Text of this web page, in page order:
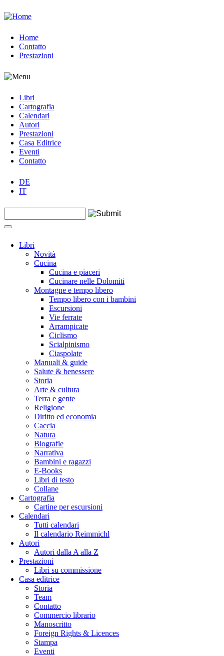
Jump to navigation
Home
Contatto
Prestazioni
Libri
Cartografia
Calendari
Autori
Prestazioni
Casa Editrice
Eventi
Contatto
DE
IT
Form di ricerca
Libri
Novità
Cucina
Cucina e piaceri
Cucinare nelle Dolomiti
Montagne e tempo libero
Tempo libero con i bambini
Escursioni
Vie ferrate
Arrampicate
Ciclismo
Scialpinismo
Ciaspolate
Manuali & guide
Salute & benessere
Storia
Arte & cultura
Terra e gente
Religione
Diritto ed economia
Caccia
Natura
Biografie
Narrativa
Bambini e ragazzi
E-Books
Libri di testo
Collane
Cartografia
Cartine per escursioni
Calendari
Tutti calendari
Il calendario Reimmichl
Autori
Autori dalla A alla Z
Prestazioni
Libri su commissione
Casa editrice
Storia
Team
Contatto
Commercio librario
Manoscritto
Foreign Rights & Licences
Stampa
Eventi